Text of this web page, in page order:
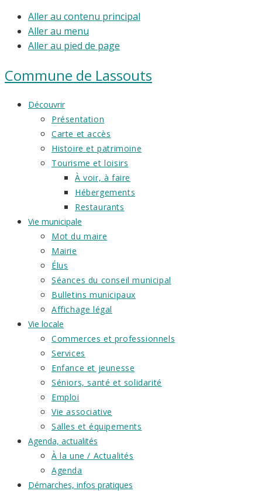
Aller au contenu principal
Aller au menu
Aller au pied de page
Commune de Lassouts
Découvrir
Présentation
Carte et accès
Histoire et patrimoine
Tourisme et loisirs
À voir, à faire
Hébergements
Restaurants
Vie municipale
Mot du maire
Mairie
Élus
Séances du conseil municipal
Bulletins municipaux
Affichage légal
Vie locale
Commerces et professionnels
Services
Enfance et jeunesse
Séniors, santé et solidarité
Emploi
Vie associative
Salles et équipements
Agenda, actualités
À la une / Actualités
Agenda
Démarches, infos pratiques